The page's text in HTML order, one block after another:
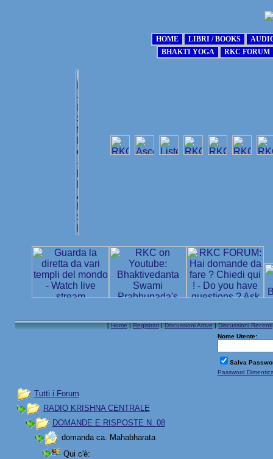
[Home|Registrati|Discussioni Attive|Discussioni Recenti
Nome Utente:
Salva
Password
Tutti i Forum
RADIO KRISHNA CENTRALE
DOMANDE E RISPOSTE N. 08
domanda ca. Mahabharata
Qui c'è: